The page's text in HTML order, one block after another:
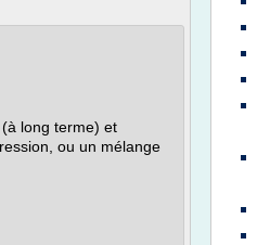
long terme) et
ou un mélange